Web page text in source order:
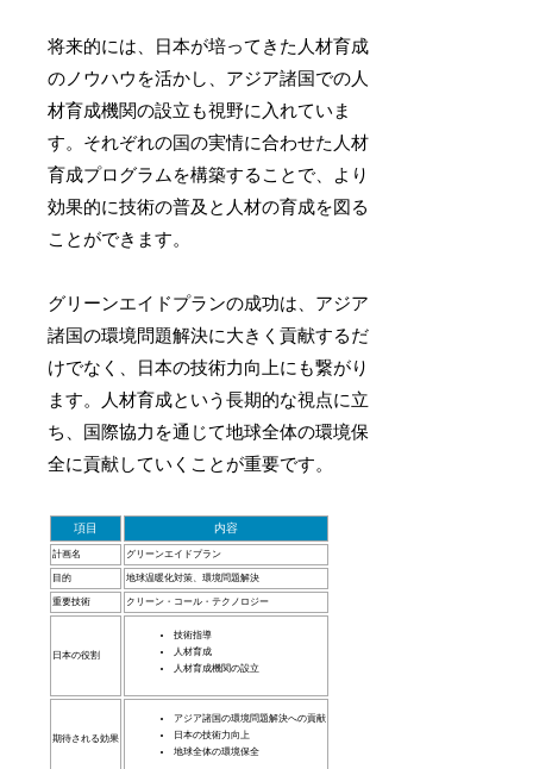
将来的には、日本が培ってきた人材育成
のノウハウを活かし、アジア諸国での人
材育成機関の設立も視野に入れていま
す。それぞれの国の実情に合わせた人材
育成プログラムを構築することで、より
効果的に技術の普及と人材の育成を図る
ことができます。
グリーンエイドプランの成功は、アジア
諸国の環境問題解決に大きく貢献するだ
けでなく、日本の技術力向上にも繋がり
ます。人材育成という長期的な視点に立
ち、国際協力を通じて地球全体の環境保
全に貢献していくことが重要です。
項目 内容
計画名 グリーンエイドプラン
目的 地球温暖化対策、環境問題解決
重要技術 クリーン・コール・テクノロジー
日本の役割
技術指導
人材育成
人材育成機関の設立
期待される効果
アジア諸国の環境問題解決への貢献
日本の技術力向上
地球全体の環境保全